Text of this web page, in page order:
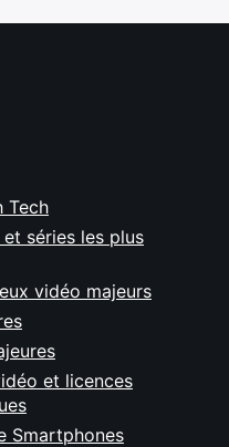
Tech
séries les plus
vidéo majeurs
et licences
Smartphones